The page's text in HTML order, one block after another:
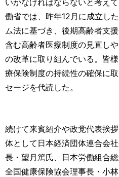
働省では、昨年12月に成立し
ム法に基づき、後期高齢者支
含む高齢者医療制度の見直し
の改革に取り組んでいる。皆
療保険制度の持続性の確保に
セージを代読した。
続けて来賓紹介や政党代表挨
体として日本経済団体連合会
長・望月篤氏、日本労働組合
全国健康保険協会理事長・小